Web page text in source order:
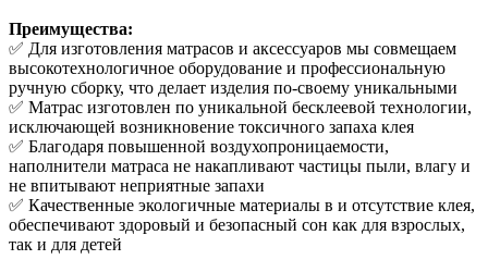
Преимущества:
✅ Для изготовления матрасов и аксессуаров мы совмещаем
высокотехнологичное оборудование и профессиональную
ручную сборку, что делает изделия по-своему уникальными
✅ Матрас изготовлен по уникальной бесклеевой технологии,
исключающей возникновение токсичного запаха клея
✅ Благодаря повышенной воздухопроницаемости,
наполнители матраса не накапливают частицы пыли, влагу и
не впитывают неприятные запахи
✅ Качественные экологичные материалы в и отсутствие клея,
обеспечивают здоровый и безопасный сон как для взрослых,
так и для детей